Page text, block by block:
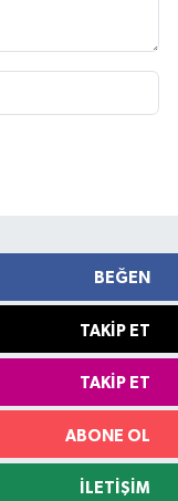
BEĞEN
TAKIP ET
TAKIP ET
ABONE OL
İLETIŞIM